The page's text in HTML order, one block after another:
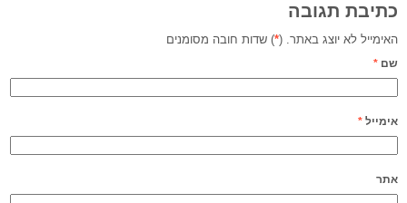
כתיבת תגובה
האימייל לא יוצג באתר. ( *) שדות חובה מסומנים
שם*
אימייל*
אתר